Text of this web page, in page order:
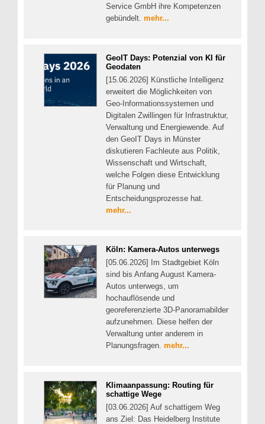
Service GmbH ihre Kompetenzen
gebündelt. mehr...
GeoIT Days: Potenzial von KI für
Geodaten
[15.06.2026] Künstliche Intelligenz
erweitert die Möglichkeiten von
Geo-Informationssystemen und
Digitalen Zwillingen für Infrastruktur,
Verwaltung und Energiewende. Auf
den GeoIT Days in Münster
diskutieren Fachleute aus Politik,
Wissenschaft und Wirtschaft,
welche Folgen diese Entwicklung
für Planung und
Entscheidungsprozesse hat.
mehr...
Köln: Kamera-Autos unterwegs
[05.06.2026] Im Stadtgebiet Köln
sind bis Anfang August Kamera-
Autos unterwegs, um
hochauflösende und
georeferenzierte 3D-Panoramabilder
aufzunehmen. Diese helfen der
Verwaltung unter anderem in
Planungsfragen. mehr...
Klimaanpassung: Routing für
schattige Wege
[03.06.2026] Auf schattigem Weg
ans Ziel: Das Heidelberg Institute